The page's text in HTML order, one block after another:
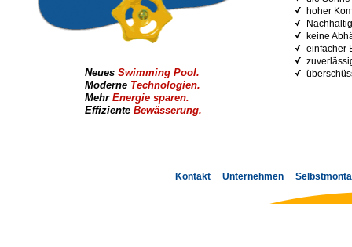
Neues Swimming Pool.
Moderne Technologien.
Mehr Energie sparen.
Effiziente Bewässerung.
hoher
keine
einfacher
Kontakt Unternehmen